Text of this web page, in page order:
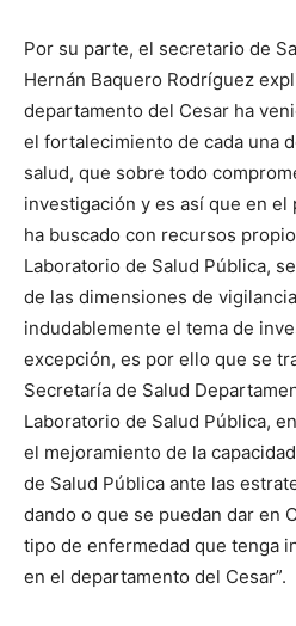
Por su parte, el secretario de
Hernán Baquero Rodríguez
departamento del Cesar ha
el fortalecimiento de cada una
salud, que sobre todo
investigación y es así que en el
ha buscado con recursos
Laboratorio de Salud Pública,
de las dimensiones de
indudablemente el tema de
excepción, es por ello que se
Secretaría de Salud
Laboratorio de Salud Pública,
el mejoramiento de la
de Salud Pública ante las
dando o que se puedan dar en
tipo de enfermedad que tenga
en el departamento del Cesar”.